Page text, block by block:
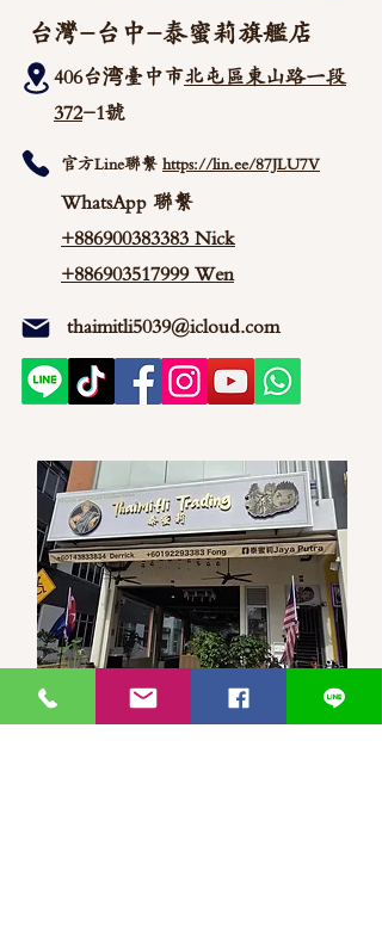
台灣-台中-泰蜜莉旗艦店
406台湾臺中市北屯區東山路一段
372-1號
官方Line聯繫 https://lin.ee/87JLU7V
WhatsApp 聯繫
+886900383383 Nick
+886903517999 Wen
thaimitli5039@icloud.com
馬來西亞-新山-分行 泰蜜莉JP